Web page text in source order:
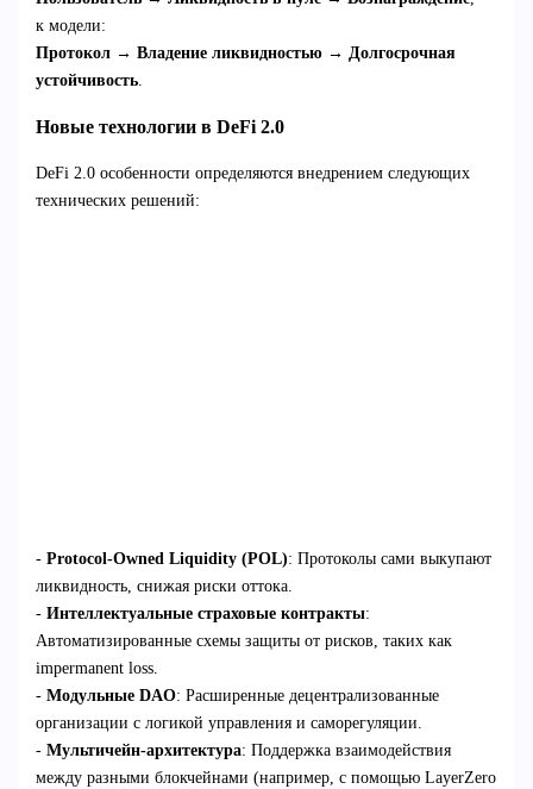
к модели:
Протокол → Владение ликвидностью → Долгосрочная
устойчивость.
Новые технологии в DeFi 2.0
DeFi 2.0 особенности определяются внедрением следующих
технических решений:
- Protocol-Owned Liquidity (POL): Протоколы сами выкупают
ликвидность, снижая риски оттока.
- Интеллектуальные страховые контракты:
Автоматизированные схемы защиты от рисков, таких как
impermanent loss.
- Модульные DAO: Расширенные децентрализованные
организации с логикой управления и саморегуляции.
- Мультичейн-архитектура: Поддержка взаимодействия
между разными блокчейнами (например, с помощью LayerZero